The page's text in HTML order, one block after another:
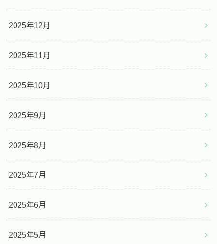
2025年12月
2025年11月
2025年10月
2025年9月
2025年8月
2025年7月
2025年6月
2025年5月